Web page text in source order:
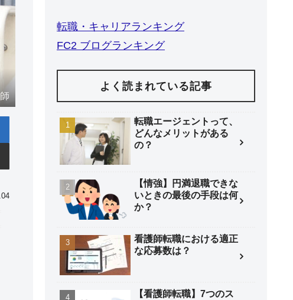
転職・キャリアランキング
FC2 ブログランキング
よく読まれている記事
転職エージェントって、
どんなメリットがある
の？
【情強】円満退職できな
いときの最後の手段は何
か？
看護師転職における適正
な応募数は？
【看護師転職】7つのス